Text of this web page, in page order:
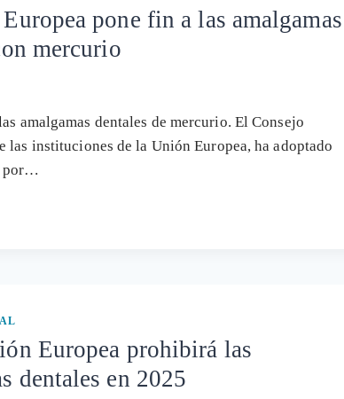
pone fin a las amalgamas
mercurio
amalgamas dentales de mercurio. El Consejo
las instituciones de la Unión Europea, ha adoptado
por…
Europea prohibirá las
dentales en 2025